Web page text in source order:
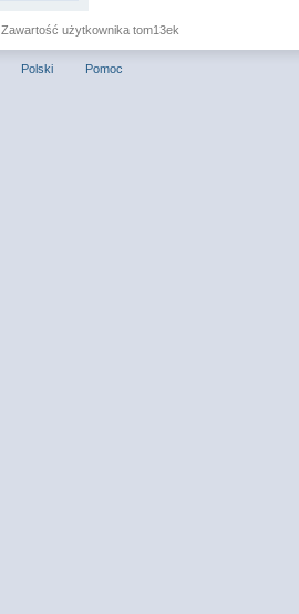
Zawartość użytkownika tom13ek
Polski Pomoc